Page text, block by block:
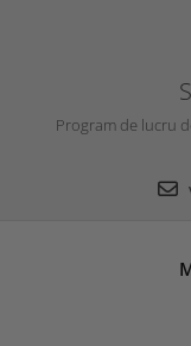
Program de lucru